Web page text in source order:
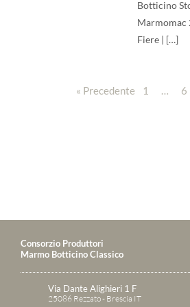
Botticino
Marmomac
Fiere | […]
« Precedente 1 … 6
Consorzio Produttori
Marmo Botticino Classico
Via Dante Alighieri 1 F
25086 Rezzato - Brescia IT